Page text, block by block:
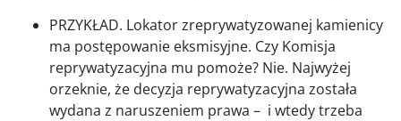
PRZYKŁAD. Lokator zreprywatyzowanej kamienicy
ma postępowanie eksmisyjne. Czy Komisja
reprywatyzacyjna mu pomoże? Nie. Najwyżej
orzeknie, że decyzja reprywatyzacyjna została
wydana z naruszeniem prawa – i wtedy trzeba